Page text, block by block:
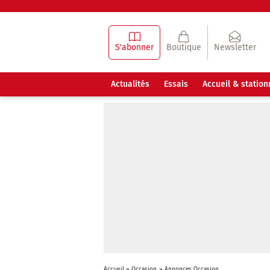
S'abonner Boutique Newsletter
Actualités Essais Accueil &